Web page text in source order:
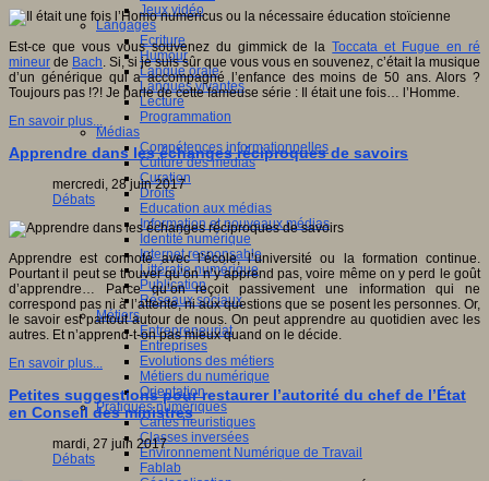
Jeux vidéo
Langages
Ecriture
Humour
Langue orale
Langues vivantes
Lecture
Programmation
Médias
Compétences informationnelles
Culture des médias
Curation
Droits
Education aux médias
Information et nouveaux médias
Identité numérique
Internet responsable
Littératie numérique
Publication
Réseaux sociaux
Métiers
Entrepreneuriat
Entreprises
Evolutions des métiers
Métiers du numérique
Orientation
Pratiques numériques
Cartes heuristiques
Classes inversées
Environnement Numérique de Travail
Fablab
Est-ce que vous vous souvenez du gimmick de laToccata et Fugue en ré
mineur de Bach. Si, si je suis sûr que vous vous en souvenez, c’était la musique
d’un générique qui a accompagné l’enfance des moins de 50 ans. Alors ?
Toujours pas !?! Je parle de cette fameuse série : Il était une fois… l’Homme.
En savoir plus...
Apprendre dans les échanges réciproques de savoirs
mercredi, 28 juin 2017
Débats
Apprendre est connoté avec l’école, l’université ou la formation continue.
Pourtant il peut se trouver qu’on n’y apprend pas, voire même on y perd le goût
d’apprendre… Parce qu’on reçoit passivement une information qui ne
correspond pas ni à l’attente, ni aux questions que se posent les personnes. Or,
le savoir est partout autour de nous. On peut apprendre au quotidien avec les
autres. Et n’apprend-t-on pas mieux quand on le décide.
En savoir plus...
Petites suggestions pour restaurer l’autorité du chef de l’État
en Conseil des ministres
mardi, 27 juin 2017
Débats